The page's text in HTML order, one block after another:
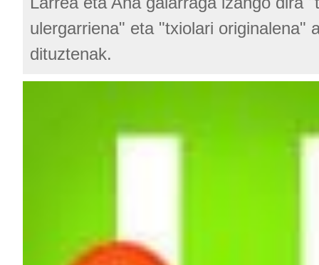
ulergarriena" eta "txiolari originalena"
dituztenak.